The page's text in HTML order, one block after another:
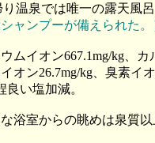
温泉では唯一の露天風
シャンプーが備えられた。
ムイオン667.1mg/kg、カ
オン26.7mg/kg、臭素イ
い塩加減。
浴室からの眺めは泉質